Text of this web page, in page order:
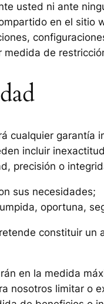
usted ni ante
en el sitio
de
cualquier
incluir
precisión o
sus necesidades;
oportuna,
constituir
en la medida
nosotros limitar